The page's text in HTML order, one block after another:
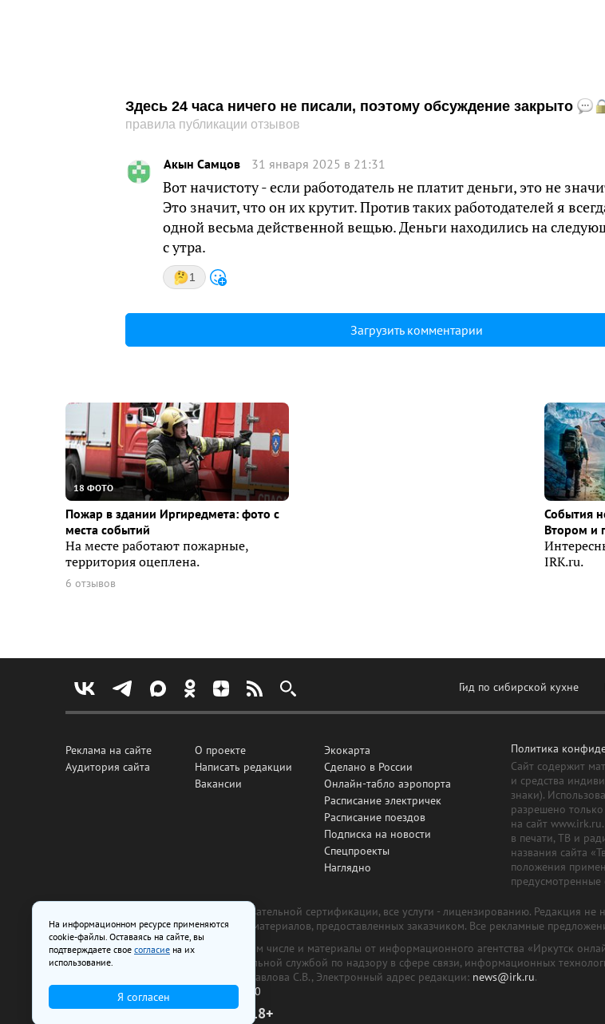
Здесь 24 часа ничего не писали, поэтому обсуждение закрыто
правила публикации отзывов
Акын Самцов 31 января 2025 в 21:31
Вот начистоту - если работодатель не платит деньги, это не
Это значит, что он их крутит. Против таких работодателей я
одной весьма действенной вещью. Деньги находились на
с утра.
1
Загрузить комментарии
18 ФОТО
Пожар в здании Иргиредмета: фото с
места событий
На месте работают пожарные,
территория оцеплена.
6 отзывов
События
Втором и
IRK.ru.
Гид по сибирской кухне
Реклама на сайте
Аудитория сайта
О проекте
Написать редакции
Вакансии
Экокарта
Сделано в России
Онлайн-табло аэропорта
Расписание электричек
Расписание поездов
Подписка на новости
Спецпроекты
Наглядно
Политика
Сайт содержит
и средства
знаки).
разрешено
на сайт
в печати, ТВ и
названия сайта
положения
предусмотренные
Все рекламные товары подлежат обязательной сертификации, все услуги - лицензированию. Редакция
изготовлена и размещена на основе материалов, предоставленных заказчиком. Все рекламные
На сайте www.irk.ru размещаются в том числе и материалы от информационного агентства «Иркутск
от 29 октября 2018 г., выдан Федеральной службой по надзору в сфере связи, информационных
ООО «Ирк.ру». Главный редактор — Павлова С.В., Электронный адрес редакции: news@irk.ru.
Телефон редакции:
+7 (3952) 48-88-50
18+
На информационном ресурсе применяются
cookie-файлы. Оставаясь на сайте, вы
подтверждаете свое согласие на их
использование.
Я согласен